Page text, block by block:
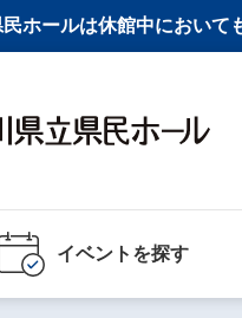
ホールは休館中において
イベントを探す